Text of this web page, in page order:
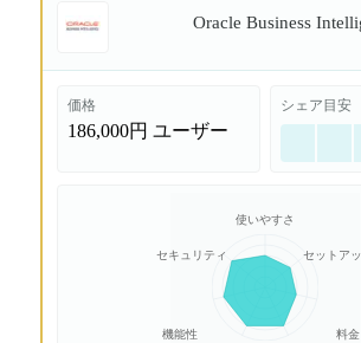
Oracle Business
価格
186,000円 ユーザー
シェア目安
使いやすさ
セットア
料金
機能性
セキュリティ